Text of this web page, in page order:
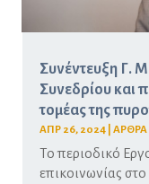
Συνέντευξη Γ.
Συνεδρίου και
τομέας της
ΑΠΡ 26, 2024| ΑΡΘΡΑ
Το περιοδικό
επικοινωνίας